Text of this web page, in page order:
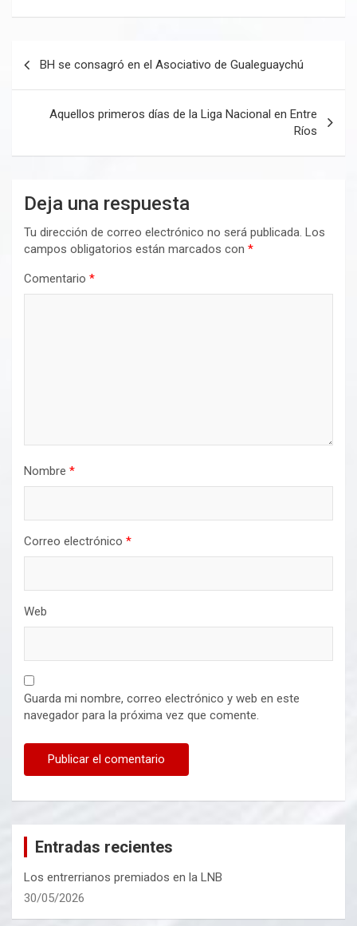
entradas
BH se consagró en el Asociativo de Gualeguaychú
Aquellos primeros días de la Liga Nacional en Entre
Ríos
Deja una respuesta
Tu dirección de correo electrónico no será publicada. Los
campos obligatorios están marcados con *
Comentario *
Nombre *
Correo electrónico *
Web
Guarda mi nombre, correo electrónico y web en este
navegador para la próxima vez que comente.
Entradas recientes
Los entrerrianos premiados en la LNB
30/05/2026